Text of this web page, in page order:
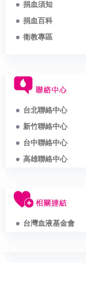
捐血須知
捐血百科
衛教專區
台北聯絡中心
新竹聯絡中心
台中聯絡中心
高雄聯絡中心
台灣血液基金會